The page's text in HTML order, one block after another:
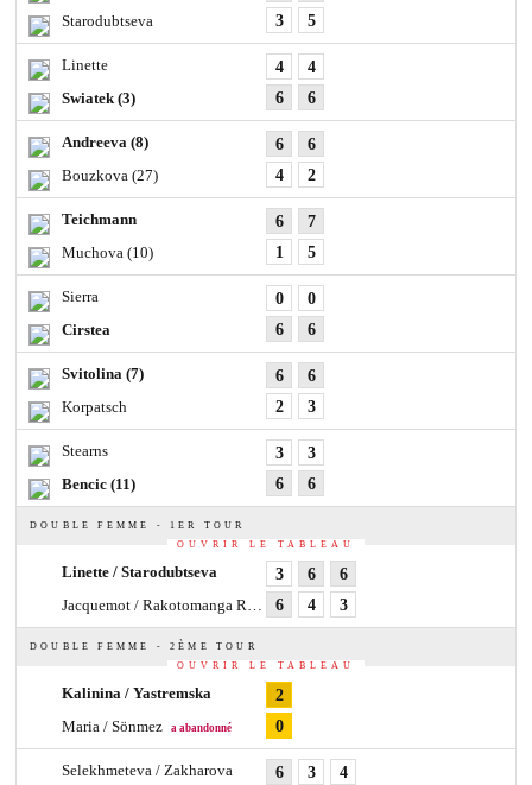
Starodubtseva
3
5
Linette
Swiatek (3)
4
6
4
6
Andreeva (8)
Bouzkova (27)
6
4
6
2
Teichmann
Muchova (10)
6
1
7
5
Sierra
Cirstea
0
6
0
6
Svitolina (7)
Korpatsch
6
2
6
3
Stearns
Bencic (11)
3
6
3
6
DOUBLE FEMME - 1ER TOUR
OUVRIR LE TABLEAU
Linette / Starodubtseva
(WC)
3
6
6
4
6
3
DOUBLE FEMME - 2ÈME TOUR
OUVRIR LE TABLEAU
Kalinina / Yastremska
Maria / Sönmez
a abandonné
2
0
Selekhmeteva / Zakharova
6
3
4